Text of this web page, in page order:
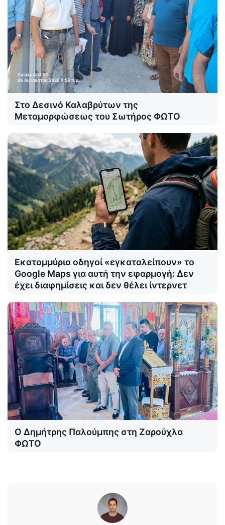
Στο Δεσινό Καλαβρύτων της
Μεταμορφώσεως του Σωτήρος ΦΩΤΟ
Εκατομμύρια οδηγοί «εγκαταλείπουν» το
Google Maps για αυτή την εφαρμογή: Δεν
έχει διαφημίσεις και δεν θέλει ίντερνετ
Ο Δημήτρης Παλούμπης στη Ζαρούχλα
ΦΩΤΟ